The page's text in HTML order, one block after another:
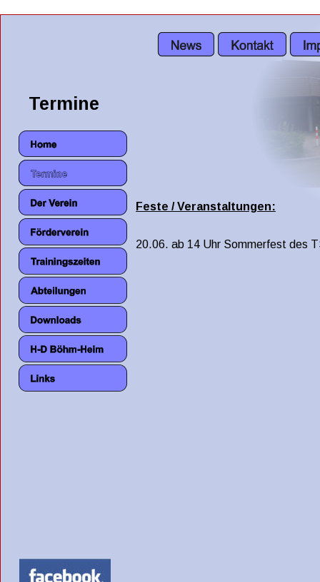
Feste / Veranstaltungen:
20.06. ab 14 Uhr Sommerfest des
Termine